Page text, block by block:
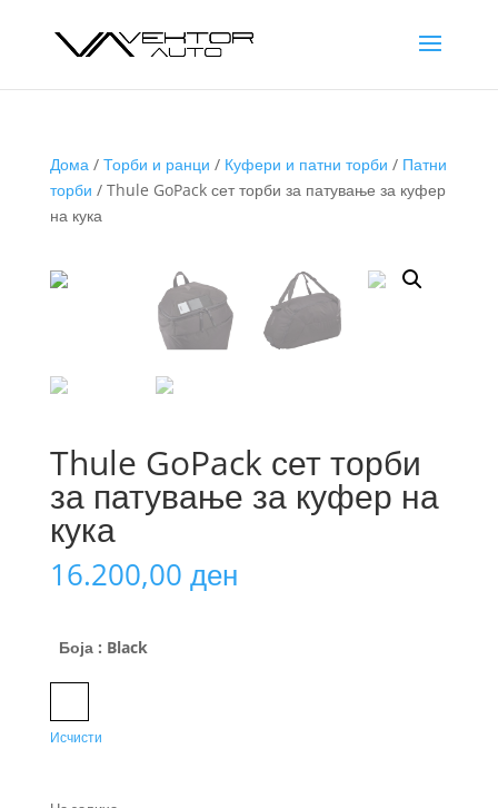
Дома/ Торби и ранци / Куфери и патни торби / Патни
торби / Thule GoPack сет торби за патување за куфер
на кука
Thule GoPack сет торби
за патување за куфер на
кука
16.200,00 ден
Боја : Black
Исчисти